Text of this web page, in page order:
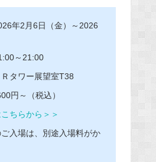
年2月6日（金）～2026
～21:00
タワー展望室T38
円～（税込）
ちらから＞＞
入場は、別途入場料がか